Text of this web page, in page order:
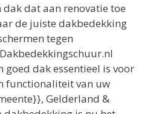
dak dat aan renovatie toe
de juiste dakbedekking
tegen
goed dak essentieel is voor
functionaliteit van uw
Gelderland &